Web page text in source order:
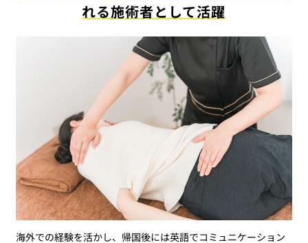
れる施術者として活躍
海外での経験を活かし、帰国後には英語でコミュニケーション